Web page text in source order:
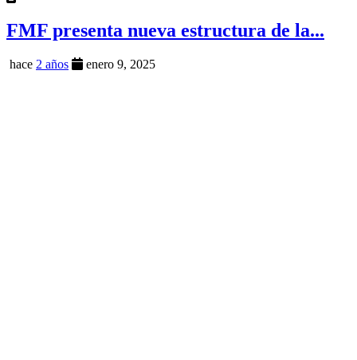
FMF presenta nueva estructura de la...
hace 2 años enero 9, 2025